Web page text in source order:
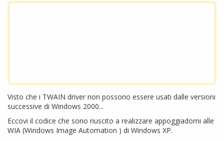
Visto che i TWAIN driver non possono essere usati dalle versioni
successive di Windows 2000...
Eccovi il codice che sono riuscito a realizzare appoggiadomi alle
WIA (Windows Image Automation ) di Windows XP.